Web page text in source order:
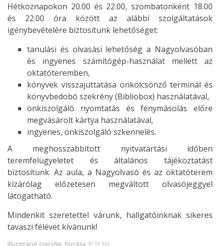
Hétköznapokon 20.00 és 22.00, szombatonként 18.00
és 22.00 óra között az alábbi szolgáltatások
igénybevételére biztosítunk lehetőséget:
tanulási és olvasási lehetőség a Nagyolvasóban
és ingyenes számítógép-használat mellett az
oktatóteremben,
könyvek visszajuttatása önkölcsönző terminál és
könyvbedobó szekrény (Bibliobox) használatával,
önkiszolgáló nyomtatás és fénymásolás előre
megvásárolt kártya használatával,
ingyenes, önkiszolgáló szkennelés.
A meghosszabbított nyitvatartási időben
teremfelügyeletet és általános tájékoztatást
biztosítunk. Az aula, a Nagyolvasó és az oktatóterem
kizárólag előzetesen megváltott olvasójeggyel
látogatható.
Mindenkit szeretettel várunk, hallgatóinknak sikeres
tavaszi félévet kívánunk!
Illusztráció szerzője, forrása: ELTE EKL